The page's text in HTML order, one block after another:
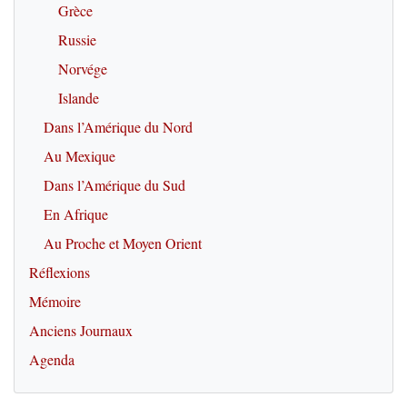
Grèce
Russie
Norvége
Islande
Dans l’Amérique du Nord
Au Mexique
Dans l’Amérique du Sud
En Afrique
Au Proche et Moyen Orient
Réflexions
Mémoire
Anciens Journaux
Agenda